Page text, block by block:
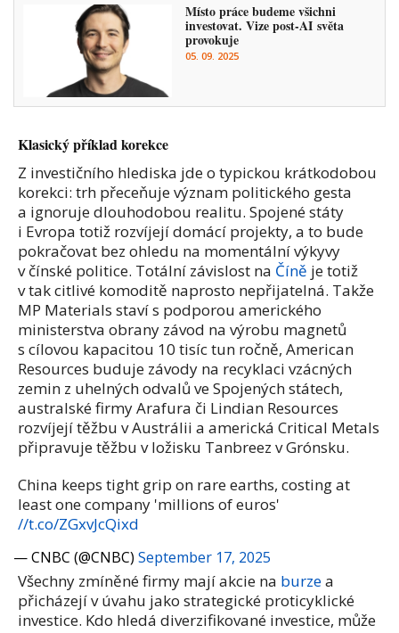
Místo práce budeme všichni
investovat. Vize post-AI světa
provokuje
05. 09. 2025
Klasický příklad korekce
Z investičního hlediska jde o typickou krátkodobou
korekci: trh přeceňuje význam politického gesta
a ignoruje dlouhodobou realitu. Spojené státy
i Evropa totiž rozvíjejí domácí projekty, a to bude
pokračovat bez ohledu na momentální výkyvy
v čínské politice. Totální závislost na Číně je totiž
v tak citlivé komoditě naprosto nepřijatelná. Takže
MP Materials staví s podporou amerického
ministerstva obrany závod na výrobu magnetů
s cílovou kapacitou 10 tisíc tun ročně, American
Resources buduje závody na recyklaci vzácných
zemin z uhelných odvalů ve Spojených státech,
australské firmy Arafura či Lindian Resources
rozvíjejí těžbu v Austrálii a americká Critical Metals
připravuje těžbu v ložisku Tanbreez v Grónsku.
China keeps tight grip on rare earths, costing at
least one company 'millions of euros'
//t.co/ZGxvJcQixd
— CNBC (@CNBC) September 17, 2025
Všechny zmíněné firmy mají akcie na burzea
přicházejí v úvahu jako strategické proticyklické
investice. Kdo hledá diverzifikované investice, může